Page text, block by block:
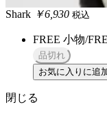
Shark ￥6,930 税込
FREE 小物/
品切れ
お気に入りに追
閉じる